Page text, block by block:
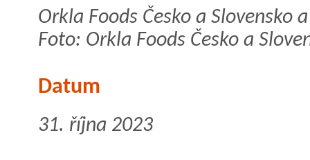
Orkla Foods Česko a Slovensko
Foto: Orkla Foods Česko a
Datum
31. října 2023